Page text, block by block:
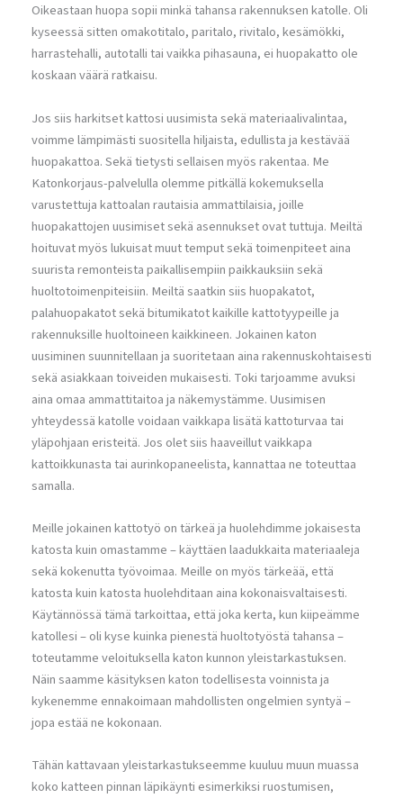
Oikeastaan huopa sopii minkä tahansa rakennuksen katolle. Oli
kyseessä sitten omakotitalo, paritalo, rivitalo, kesämökki,
harrastehalli, autotalli tai vaikka pihasauna, ei huopakatto ole
koskaan väärä ratkaisu.
Jos siis harkitset kattosi uusimista sekä materiaalivalintaa,
voimme lämpimästi suositella hiljaista, edullista ja kestävää
huopakattoa. Sekä tietysti sellaisen myös rakentaa. Me
Katonkorjaus-palvelulla olemme pitkällä kokemuksella
varustettuja kattoalan rautaisia ammattilaisia, joille
huopakattojen uusimiset sekä asennukset ovat tuttuja. Meiltä
hoituvat myös lukuisat muut temput sekä toimenpiteet aina
suurista remonteista paikallisempiin paikkauksiin sekä
huoltotoimenpiteisiin. Meiltä saatkin siis huopakatot,
palahuopakatot sekä bitumikatot kaikille kattotyypeille ja
rakennuksille huoltoineen kaikkineen. Jokainen katon
uusiminen suunnitellaan ja suoritetaan aina rakennuskohtaisesti
sekä asiakkaan toiveiden mukaisesti. Toki tarjoamme avuksi
aina omaa ammattitaitoa ja näkemystämme. Uusimisen
yhteydessä katolle voidaan vaikkapa lisätä kattoturvaa tai
yläpohjaan eristeitä. Jos olet siis haaveillut vaikkapa
kattoikkunasta tai aurinkopaneelista, kannattaa ne toteuttaa
samalla.
Meille jokainen kattotyö on tärkeä ja huolehdimme jokaisesta
katosta kuin omastamme – käyttäen laadukkaita materiaaleja
sekä kokenutta työvoimaa. Meille on myös tärkeää, että
katosta kuin katosta huolehditaan aina kokonaisvaltaisesti.
Käytännössä tämä tarkoittaa, että joka kerta, kun kiipeämme
katollesi – oli kyse kuinka pienestä huoltotyöstä tahansa –
toteutamme veloituksella katon kunnon yleistarkastuksen.
Näin saamme käsityksen katon todellisesta voinnista ja
kykenemme ennakoimaan mahdollisten ongelmien syntyä –
jopa estää ne kokonaan.
Tähän kattavaan yleistarkastukseemme kuuluu muun muassa
koko katteen pinnan läpikäynti esimerkiksi ruostumisen,